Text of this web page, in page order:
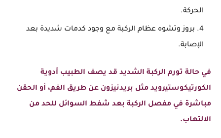
الحركة.
بروز وتشوه عظام الركبة مع وجود كدمات شديدة بعد
الإصابة.
في حالة تورم الركبة الشديد قد يصف الطبيب أدوية
الكورتيكوستيرويد مثل بريدنيزون عن طريق الفم، أو الحقن
مباشرة في مفصل الركبة بعد شفط السوائل للحد من
الالتهاب.